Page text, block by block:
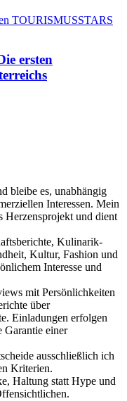
ersten
bleibe es, unabhängig
Interessen. Mein
Herzensprojekt und dient
Kulinarik-
Kultur, Fashion und
Interesse und
mit Persönlichkeiten
über
Einladungen erfolgen
Garantie einer
ausschließlich ich
Kriterien.
Haltung statt Hype und